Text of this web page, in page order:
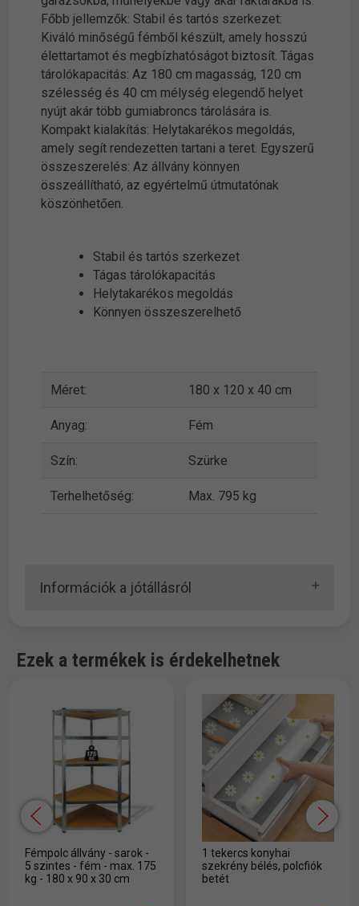
Főbb jellemzők: Stabil és tartós szerkezet:
Kiváló minőségű fémből készült, amely hosszú
élettartamot és megbízhatóságot biztosít. Tágas
tárolókapacitás: Az 180 cm magasság, 120 cm
szélesség és 40 cm mélység elegendő helyet
nyújt akár több gumiabroncs tárolására is.
Kompakt kialakítás: Helytakarékos megoldás,
amely segít rendezetten tartani a teret. Egyszerű
összeszerelés: Az állvány könnyen
összeállítható, az egyértelmű útmutatónak
köszönhetően.
Stabil és tartós szerkezet
Tágas tárolókapacitás
Helytakarékos megoldás
Könnyen összeszerelhető
Méret: 180 x 120 x 40 cm
Anyag: Fém
Szín: Szürke
Terhelhetőség: Max. 795 kg
Információk a jótállásról
Ezek a termékek is érdekelhetnek
Fémpolc állvány - sarok -
5 szintes - fém - max. 175
kg - 180 x 90 x 30 cm
1 tekercs konyhai
szekrény bélés, polcfiók
betét